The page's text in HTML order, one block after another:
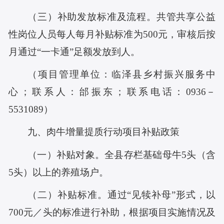
（三）补助发放标准及流程。共管共享公益
性岗位人员每人每月补贴标准为500元，审核后按
月通过“一卡通”足额发放到人。
（项目管理单位：临泽县乡村振兴服务中
心；联系人：邰振东；联系电话： 0936－
5531089）
九、 肉牛增量提质行动项目补贴政策
（一）补贴对象。全县存栏基础母牛5头（含
5头）以上的养殖场户。
（二）补贴标准。通过“见犊补母”形式，以
700元／头的标准进行补助 ，根据项目实施情况及